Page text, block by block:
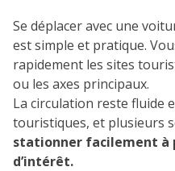
Se déplacer avec une
est simple et pratique.
rapidement les sites
ou les axes principaux.
La circulation reste fluide
touristiques, et plusieurs
stationner facilement à
d’intérêt.